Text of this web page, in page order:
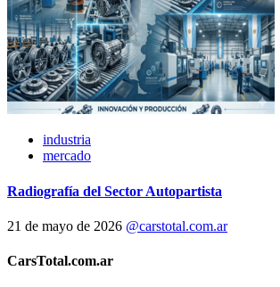
industria
mercado
Radiografía del Sector Autopartista
21 de mayo de 2026 @carstotal.com.ar
CarsTotal.com.ar